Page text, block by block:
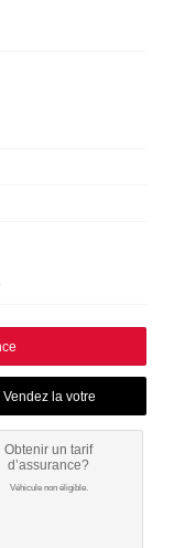
Obtenir un tarif
d’assurance?
Véhicule non éligible.